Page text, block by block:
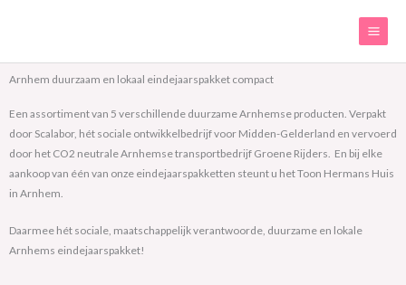
Arnhem duurzaam en lokaal eindejaarspakket compact
Een assortiment van 5 verschillende duurzame Arnhemse producten. Verpakt
door Scalabor, hét sociale ontwikkelbedrijf voor Midden-Gelderland en vervoerd
door het CO2 neutrale Arnhemse transportbedrijf Groene Rijders. En bij elke
aankoop van één van onze eindejaarspakketten steunt u het Toon Hermans Huis
in Arnhem.
Daarmee hét sociale, maatschappelijk verantwoorde, duurzame en lokale
Arnhems eindejaarspakket!